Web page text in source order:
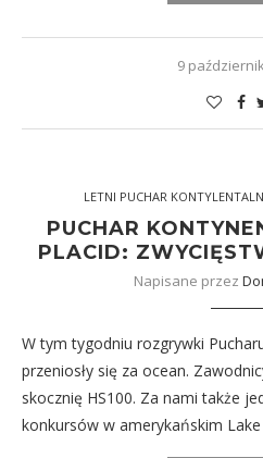
9
LETNI PUCHAR
PUCHAR
PLACID:
Napisane przez
W tym tygodniu rozgrywki
przeniosły się za ocean.
skocznię HS100. Za nami także
konkursów w amerykańskim